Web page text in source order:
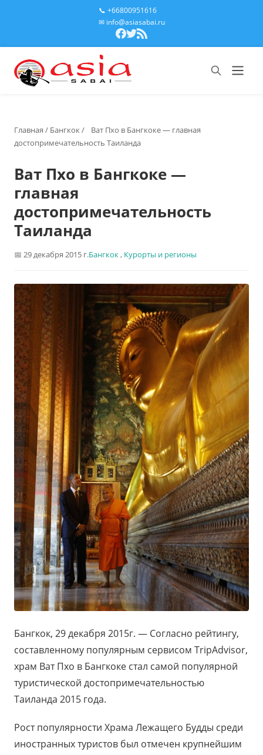
📞 +66800951616
✉ info@asiasabai.ru
Главная / Бангкок/
Ват Пхо в Бангкоке — главная
достопримечательность Таиланда
Ват Пхо в Бангкоке —
главная
достопримечательность
Таиланда
29 декабря 2015 г.Бангкок, Курорты и регионы
Бангкок, 29 декабря 2015г. — Согласно рейтингу,
составленному популярным сервисом TripAdvisor,
храм Ват Пхо в Бангкоке стал самой популярной
туристической достопримечательностью
Таиланда 2015 года.
Рост популярности Храма Лежащего Будды среди
иностранных туристов был отмечен крупнейшим